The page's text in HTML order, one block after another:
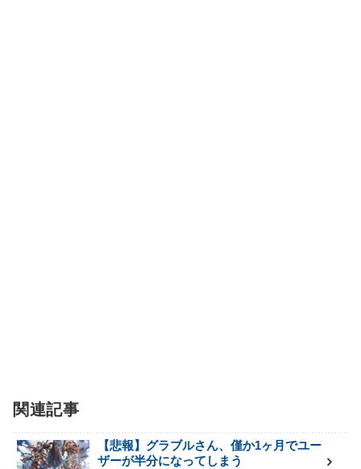
関連記事
【悲報】グラブルさん、僅か1ヶ月でユー
ザーが半分になってしまう